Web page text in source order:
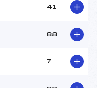
41
88
7